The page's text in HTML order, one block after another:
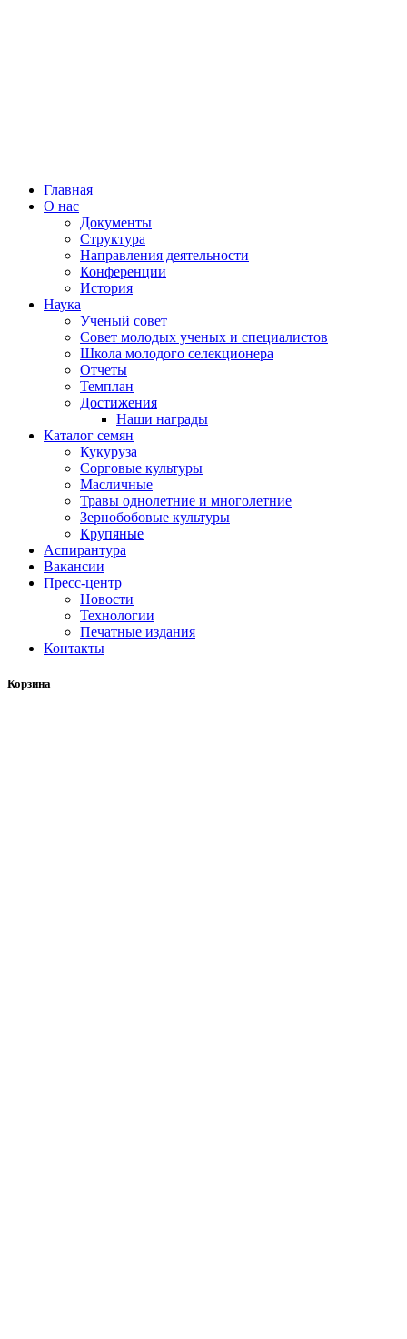
Главная
О нас
Документы
Структура
Направления деятельности
Конференции
История
Наука
Ученый совет
Совет молодых ученых и специалистов
Школа молодого селекционера
Отчеты
Темплан
Достижения
Наши награды
Каталог семян
Кукуруза
Сорговые культуры
Масличные
Травы однолетние и многолетние
Зернобобовые культуры
Крупяные
Аспирантура
Вакансии
Пресс-центр
Новости
Технологии
Печатные издания
Контакты
Корзина